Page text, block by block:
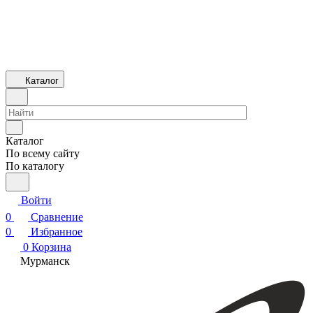
Каталог
Каталог
По всему сайту
По каталогу
Войти
0
Сравнение
0
Избранное
0 Корзина
Мурманск